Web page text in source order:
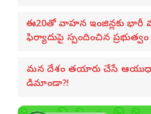
ఈ20తో వాహన ఇంజిన్లకు భారీ
ఫిర్యాదుపై స్పందించిన ప్రభుత్వం
మన దేశం తయారు చేసే
డిమాండా?!